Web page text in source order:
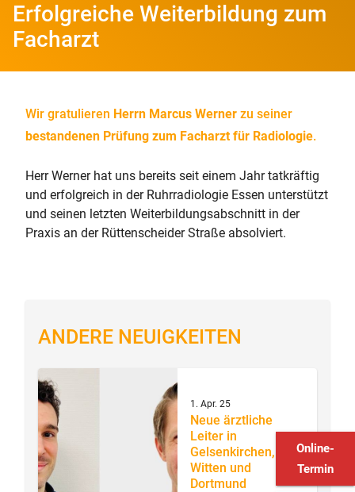
Erfolgreiche Weiterbildung zum
Facharzt
Wir gratulieren Herrn Marcus Werner zu seiner
bestandenen Prüfung zum Facharzt für Radiologie.
Herr Werner hat uns bereits seit einem Jahr tatkräftig
und erfolgreich in der Ruhrradiologie Essen unterstützt
und seinen letzten Weiterbildungsabschnitt in der
Praxis an der Rüttenscheider Straße absolviert.
ANDERE NEUIGKEITEN
1. Apr. 25
Neue ärztliche
Leiter in
Gelsenkirchen,
Witten und
Dortmund
Online-
Termin